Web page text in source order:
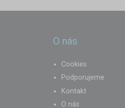
O nás
Cookies
Podporujeme
Kontakt
O nás